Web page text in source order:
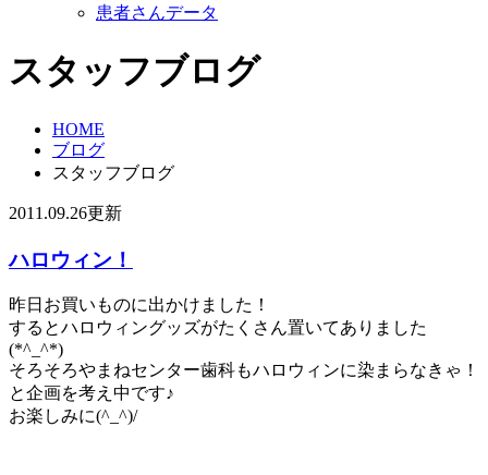
患者さんデータ
スタッフブログ
HOME
ブログ
スタッフブログ
2011.09.26更新
ハロウィン！
昨日お買いものに出かけました！
するとハロウィングッズがたくさん置いてありました
(*^_^*)
そろそろやまねセンター歯科もハロウィンに染まらなきゃ！
と企画を考え中です♪
お楽しみに(^_^)/